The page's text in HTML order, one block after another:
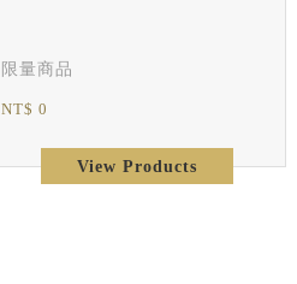
限量商品
NT$ 0
View Products